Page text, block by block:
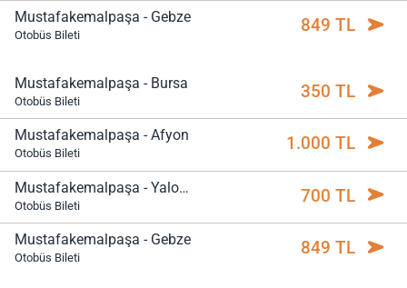
Mustafakemalpaşa - Gebze
Otobüs Bileti 849 TL
Mustafakemalpaşa - Bursa
Otobüs Bileti 350 TL
Mustafakemalpaşa - Afyon
Otobüs Bileti 1.000 TL
Mustafakemalpaşa - Yalova
Otobüs Bileti 700 TL
Mustafakemalpaşa - Gebze
Otobüs Bileti 849 TL